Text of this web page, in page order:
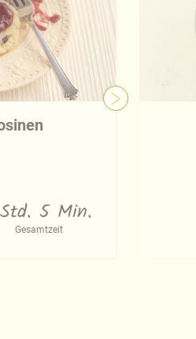
5 Min.
Gesamtzeit